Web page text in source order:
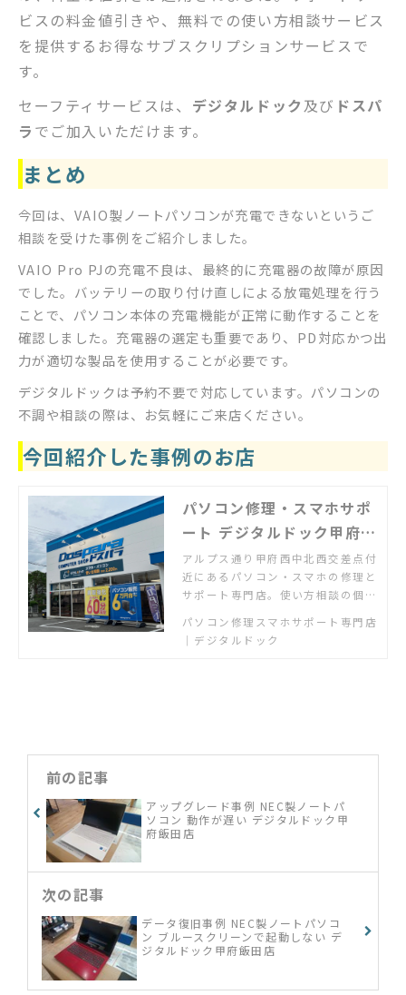
ビスの料金値引きや、無料での使い方相談サービス
を提供するお得なサブスクリプションサービスで
す。
セーフティサービスは、 デジタルドック及び ドスパ
ラ でご加入いただけます。
まとめ
今回は、VAIO製ノートパソコンが充電できないというご
相談を受けた事例をご紹介しました。
VAIO Pro PJの充電不良は、最終的に充電器の故障が原因
でした。バッテリーの取り付け直しによる放電処理を行う
ことで、パソコン本体の充電機能が正常に動作することを
確認しました。充電器の選定も重要であり、PD対応かつ出
力が適切な製品を使用することが必要です。
デジタルドックは予約不要で対応しています。パソコンの
不調や相談の際は、お気軽にご来店ください。
今回紹介した事例のお店
パソコン修理・スマホサポ
ート デジタルドック甲府飯
田店
アルプス通り甲府西中北西交差点付
近にあるパソコン・スマホの修理と
サポート専門店。使い方相談の個人
パソコン修理スマホサポート専門店
｜デジタルドック
前の記事
アップグレード事例 NEC製ノートパ
ソコン 動作が遅い デジタルドック甲
府飯田店
次の記事
データ復旧事例 NEC製ノートパソコ
ン ブルースクリーンで起動しない デ
ジタルドック甲府飯田店